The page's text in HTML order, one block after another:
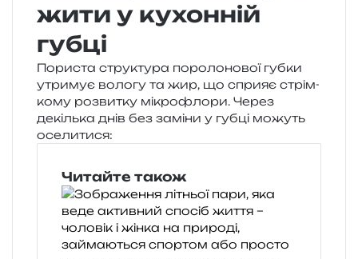
жити у кухонній
губці
Пориста стру­кту­ра поро­ло­но­вої губки
утри­мує воло­гу та жир, що спри­яє стрім­
ко­му роз­ви­тку мікро­фло­ри. Через
декіль­ка днів без замі­ни у губці можуть
оселитися:
Читайте також